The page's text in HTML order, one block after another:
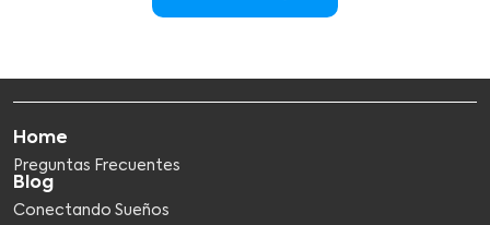
Home
Preguntas Frecuentes
Blog
Conectando Sueños